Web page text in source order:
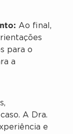
Ao final,
para o
a
A Dra.
e